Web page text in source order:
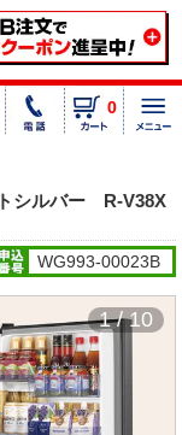
0
シルバー R-V38X
WG993-00023B
1 / 10